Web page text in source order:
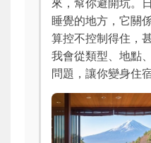
來，幫你避開坑。
睡覺的地方，它關
算控不控制得住，
我會從類型、地點
問題，讓你變身住宿